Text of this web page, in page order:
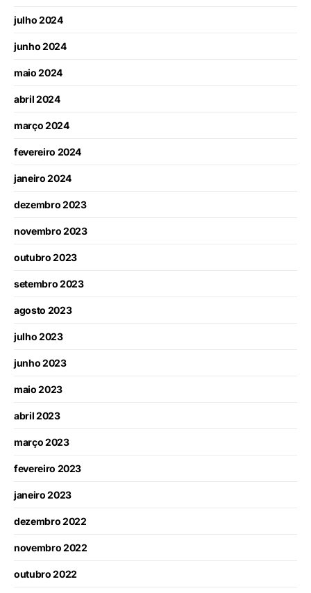
julho 2024
junho 2024
maio 2024
abril 2024
março 2024
fevereiro 2024
janeiro 2024
dezembro 2023
novembro 2023
outubro 2023
setembro 2023
agosto 2023
julho 2023
junho 2023
maio 2023
abril 2023
março 2023
fevereiro 2023
janeiro 2023
dezembro 2022
novembro 2022
outubro 2022